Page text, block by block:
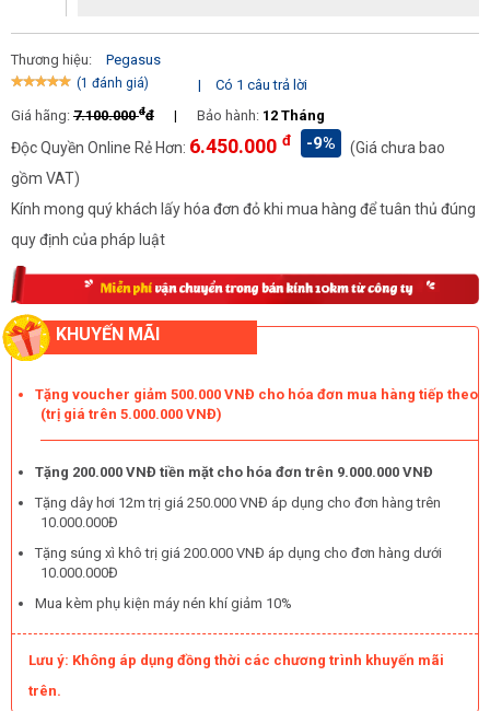
Máy bền bỉ, ít hỏng hóc
Những chiếc máy nén không khí
trên dây chuyền công nghệ quốc tế hiện đại. Do đó bạn hoàn
toàn yên tâm về những model "hàng Việt Nam chất lượng cao"
Máy sử dụng mô tơ cảm ứng từ có lõi dây đồng cao cấp cho khả
dùng thép cao cấp cho nên chịu đươc khí nén có áp suất lớn. Kết
hợp cùng lớp sơn tĩnh điện chống ăn mòn, chống gỉ,...
Giá máy rẻ, bảo hành lâu dài
Thương hiệu: Pegasus
(1 đánh giá) |
Có 1 câu trả lời
Giá hãng: 7.100.000đđ | Bảo hành: 12 Tháng
Độc Quyền Online Rẻ Hơn: 6.450.000 đ -9%
(Giá chưa bao
gồm VAT)
Kính mong quý khách lấy hóa đơn đỏ khi mua hàng để tuân thủ đúng
quy định của pháp luật
KHUYẾN MÃI
Tặng voucher giảm 500.000 VNĐ cho hóa đơn mua hàng tiếp theo
(trị giá trên 5.000.000 VNĐ)
Tặng 200.000 VNĐ tiền mặt cho hóa đơn trên 9.000.000 VNĐ
Tặng dây hơi 12m trị giá 250.000 VNĐ áp dụng cho đơn hàng trên
10.000.000Đ
Tặng súng xì khô trị giá 200.000 VNĐ áp dụng cho đơn hàng dưới
10.000.000Đ
Mua kèm phụ kiện máy nén khí giảm 10%
Lưu ý: Không áp dụng đồng thời các chương trình khuyến mãi
trên.